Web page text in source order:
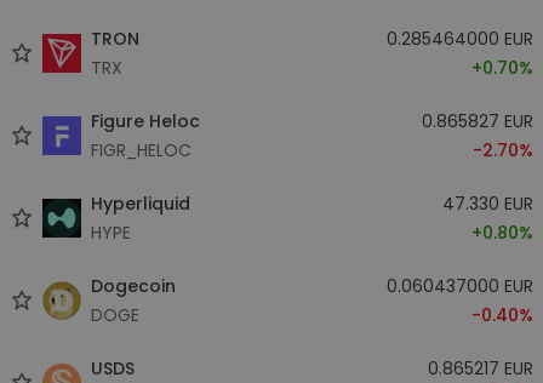
TRON
TRX
0.285464000 EUR
+0.70%
Figure Heloc
FIGR_HELOC
0.865827 EUR
-2.70%
Hyperliquid
HYPE
47.330 EUR
+0.80%
Dogecoin
DOGE
0.060437000 EUR
-0.40%
USDS
0.865217 EUR